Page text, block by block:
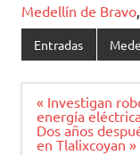
Medellín de Bravo,
Entradas
Navegación
de
entradas
« Investigan
energía
Dos años
en Tlalixcoyan »